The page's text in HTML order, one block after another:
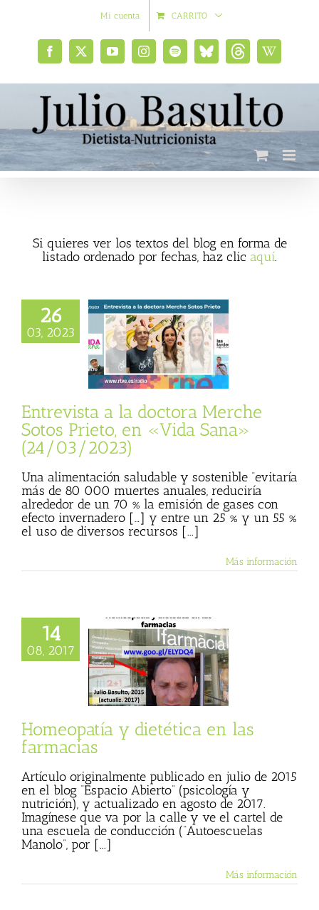
Mi cuenta CARRITO
Facebook
X YouTubeInstagramSpotifyBluesky
social
ThreadsWikipedia
Si quieres ver los textos del blog en forma de
listado ordenado por fechas, haz clic aquí.
26
03, 2023
a la doctora
Prieto, en
Entrevista a la doctora Merche
Sotos Prieto, en «Vida Sana»
(24/03/2023)
Una alimentación saludable y sostenible “evitaría
más de 80 000 muertes anuales, reduciría
alrededor de un 70 % la emisión de gases con
efecto invernadero […] y entre un 25 % y un 55 %
el uso de diversos recursos [...]
Más información
14
08, 2017
y dietética en
farmacias
Homeopatía y dietética en las
farmacias
Artículo originalmente publicado en julio de 2015
en el blog “Espacio Abierto” (psicología y
nutrición), y actualizado en agosto de 2017.
Imagínese que va por la calle y ve el cartel de
una escuela de conducción (“Autoescuelas
Manolo”, por [...]
Más información